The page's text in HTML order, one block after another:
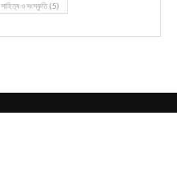
সাহিত্য ও সংস্কৃতি(5)